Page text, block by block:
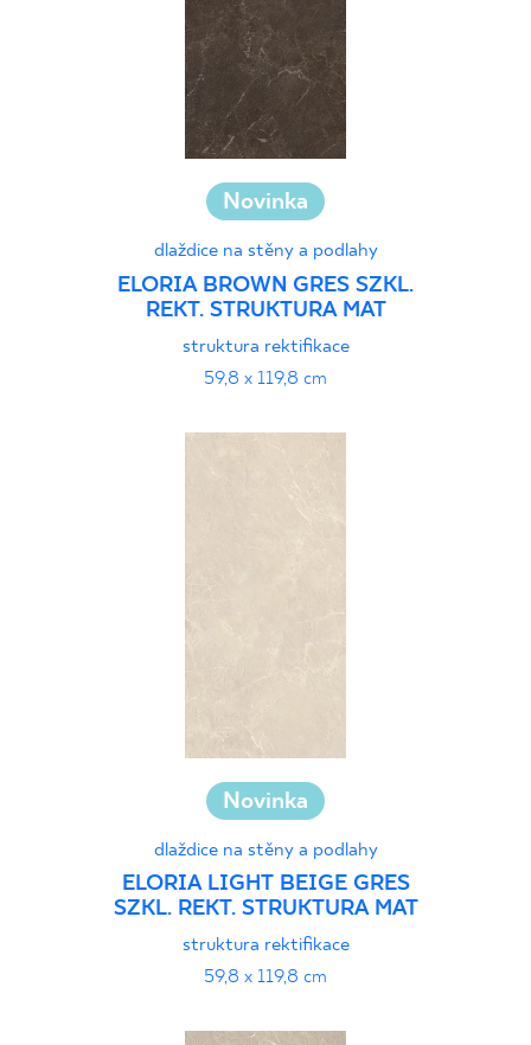
Novinka
dlaždice na stěny a podlahy
ELORIA BROWN GRES SZKL.
REKT. STRUKTURA MAT
struktura rektifikace
59,8 x 119,8 cm
Novinka
dlaždice na stěny a podlahy
ELORIA LIGHT BEIGE GRES
SZKL. REKT. STRUKTURA MAT
struktura rektifikace
59,8 x 119,8 cm